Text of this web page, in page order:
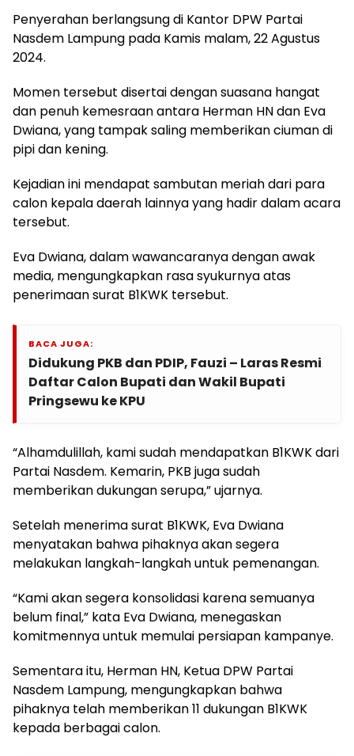
Penyerahan berlangsung di Kantor DPW Partai
Nasdem Lampung pada Kamis malam, 22 Agustus
2024.
Momen tersebut disertai dengan suasana hangat
dan penuh kemesraan antara Herman HN dan Eva
Dwiana, yang tampak saling memberikan ciuman di
pipi dan kening.
Kejadian ini mendapat sambutan meriah dari para
calon kepala daerah lainnya yang hadir dalam acara
tersebut.
Eva Dwiana, dalam wawancaranya dengan awak
media, mengungkapkan rasa syukurnya atas
penerimaan surat B1KWK tersebut.
BACA JUGA:
Didukung PKB dan PDIP, Fauzi – Laras Resmi
Daftar Calon Bupati dan Wakil Bupati
Pringsewu ke KPU
“Alhamdulillah, kami sudah mendapatkan B1KWK dari
Partai Nasdem. Kemarin, PKB juga sudah
memberikan dukungan serupa,” ujarnya.
Setelah menerima surat B1KWK, Eva Dwiana
menyatakan bahwa pihaknya akan segera
melakukan langkah-langkah untuk pemenangan.
“Kami akan segera konsolidasi karena semuanya
belum final,” kata Eva Dwiana, menegaskan
komitmennya untuk memulai persiapan kampanye.
Sementara itu, Herman HN, Ketua DPW Partai
Nasdem Lampung, mengungkapkan bahwa
pihaknya telah memberikan 11 dukungan B1KWK
kepada berbagai calon.